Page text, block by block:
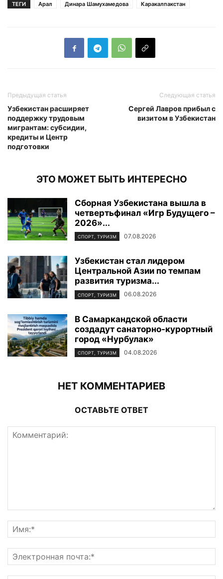
ТЕГИ Арал Динара Шамухамедова Каракалпакстан
Предыдущая статья
Узбекистан расширяет
поддержку трудовым
мигрантам: субсидии,
кредиты и Центр
подготовки
Следующая статья
Сергей Лавров прибыл с
визитом в Узбекистан
ЭТО МОЖЕТ БЫТЬ ИНТЕРЕСНО
Сборная Узбекистана вышла в
четвертьфинал «Игр Будущего –
2026»...
СПОРТ, ТУРИЗМ 07.08.2026
Узбекистан стал лидером
Центральной Азии по темпам
развития туризма...
СПОРТ, ТУРИЗМ 06.08.2026
В Самаркандской области
создадут санаторно-курортный
город «Нурбулак»
СПОРТ, ТУРИЗМ 04.08.2026
НЕТ КОММЕНТАРИЕВ
ОСТАВЬТЕ ОТВЕТ